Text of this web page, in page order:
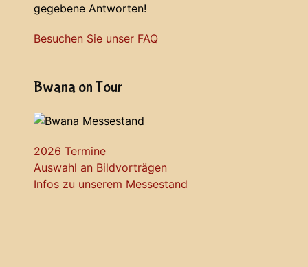
gegebene Antworten!
Besuchen Sie unser FAQ
Bwana on Tour
2026 Termine
Auswahl an Bildvorträgen
Infos zu unserem Messestand